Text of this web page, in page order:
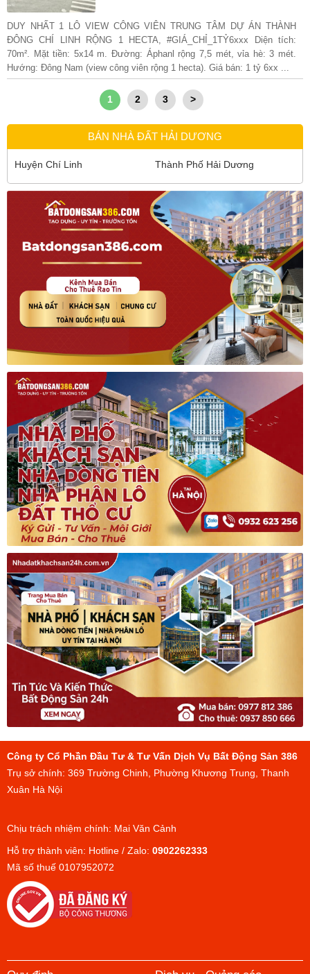
DUY NHẤT 1 LÔ VIEW CÔNG VIÊN TRUNG TÂM DỰ ÁN THÀNH
ĐÔNG CHÍ LINH RỘNG 1 HECTA, #GIÁ_CHỈ_1TỶ6xxx Diện tích:
70m². Mặt tiền: 5x14 m. Đường: Áphanl rộng 7,5 mét, vỉa hè: 3 mét.
Hướng: Đông Nam (view công viên rộng 1 hecta). Giá bán: 1 tỷ 6xx ...
1 2 3 >
BÁN NHÀ ĐẤT HẢI DƯƠNG
Huyện Chí Linh Thành Phố Hải Dương
Công ty Cổ Phần Đầu Tư & Tư Vấn Dịch Vụ Bất Động Sản 386
Trụ sở chính: 369 Trường Chinh, Phường Khương Trung, Thanh
Xuân Hà Nội
Chịu trách nhiệm chính: Mai Văn Cảnh
Hỗ trợ thành viên: Hotline / Zalo: 0902262333
Mã số thuế 0107952072